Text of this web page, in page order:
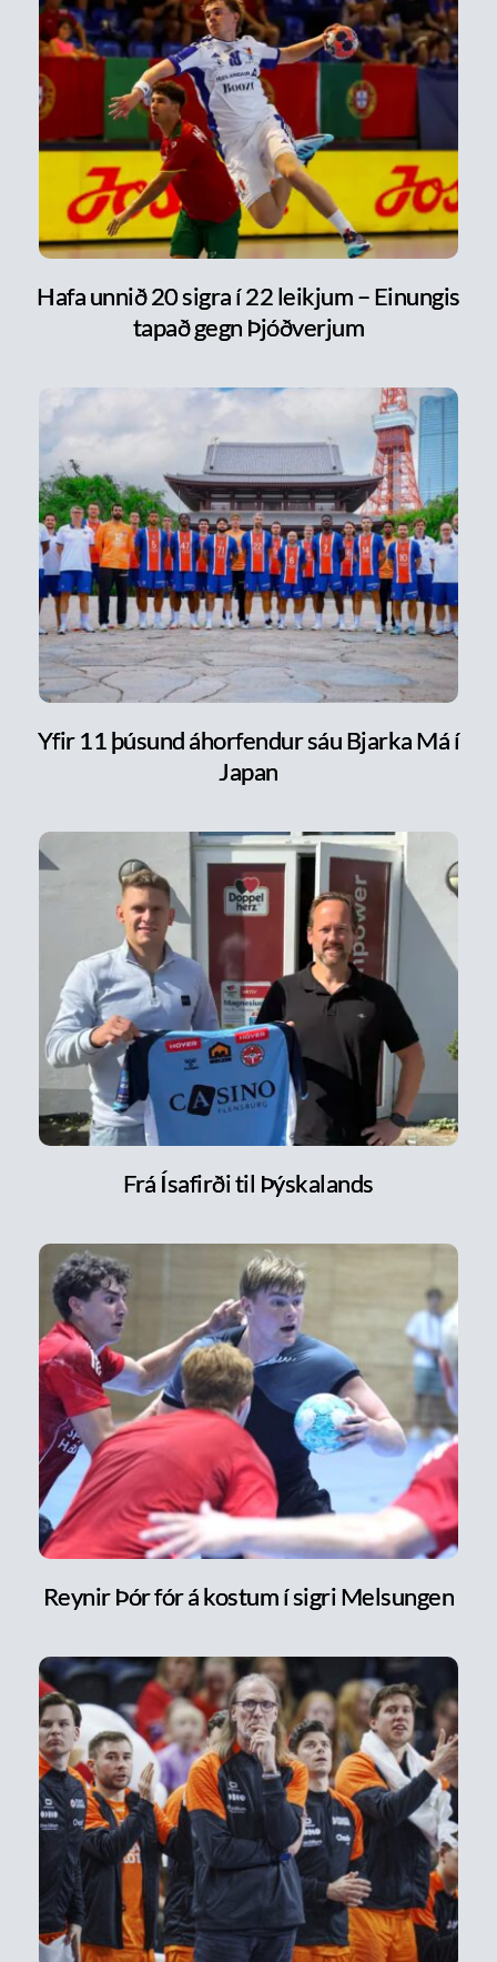
Hafa unnið 20 sigra í 22 leikjum – Einungis
tapað gegn Þjóðverjum
Yfir 11 þúsund áhorfendur sáu Bjarka Má í
Japan
Frá Ísafirði til Þýskalands
Reynir Þór fór á kostum í sigri Melsungen